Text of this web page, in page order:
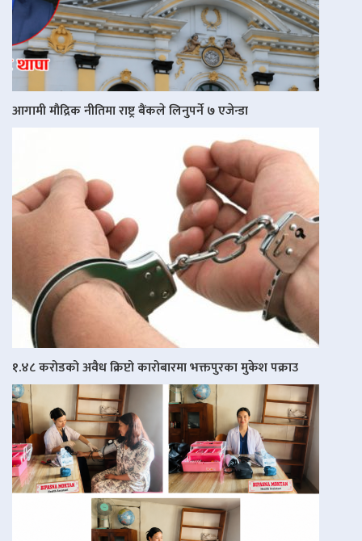
आगामी मौद्रिक नीतिमा राष्ट्र बैंकले लिनुपर्ने ७ एजेन्डा
१.४८ करोडको अवैध क्रिप्टो कारोबारमा भक्तपुरका मुकेश पक्राउ